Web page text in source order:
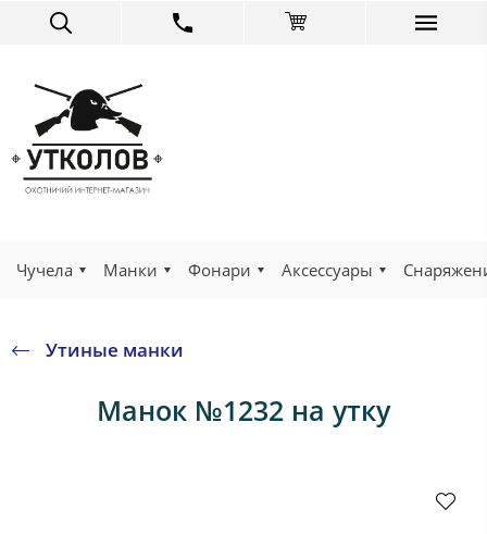
Чучела Манки Фонари Аксессуары
Утиные манки
Манок №1232 на утку